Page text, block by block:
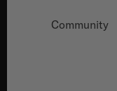
Community